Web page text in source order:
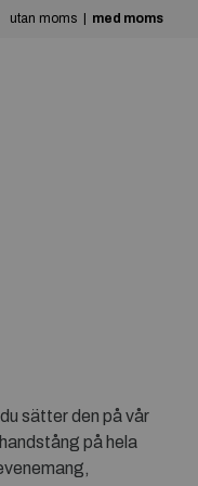
utan moms med moms
sätter den på vår
på hela